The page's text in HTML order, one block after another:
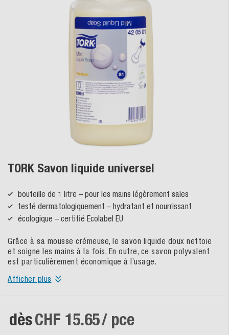
TORK Savon liquide universel
bouteille de 1 litre – pour les mains légèrement sales
testé dermatologiquement – hydratant et nourrissant
écologique – certifié Ecolabel EU
Grâce à sa mousse crémeuse, le savon liquide doux nettoie
et soigne les mains à la fois. En outre, ce savon polyvalent
est particulièrement économique à l’usage.
Afficher plus
dèsCHF 15.65/ pce